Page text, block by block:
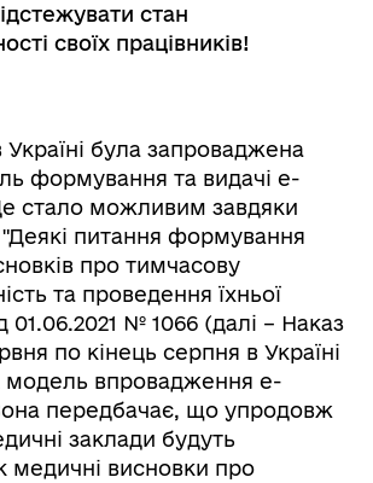
стан
своїх працівників!
Україні була запроваджена
формування та видачі е-
стало можливим завдяки
питання формування
про тимчасову
та проведення їхньої
01.06.2021 № 1066 (далі – Наказ
по кінець серпня в Україні
модель впровадження е-
передбачає, що упродовж
заклади будуть
медичні висновки про